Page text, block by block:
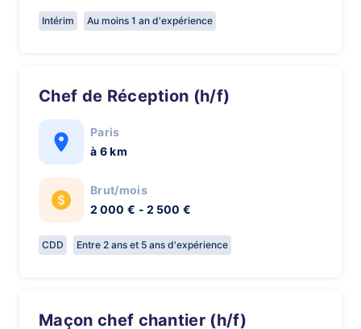
Intérim Au moins 1 an d'expérience
Chef de Réception (h/f)
Paris
à 6 km
Brut/mois
2 000 € - 2 500 €
CDD Entre 2 ans et 5 ans d'expérience
Maçon chef chantier (h/f)